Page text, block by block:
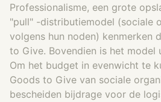
Professionalisme, een grote
"pull" -distributiemodel (sociale
volgens hun noden) kenmerken
to Give. Bovendien is het model
Om het budget in evenwicht te
Goods to Give van sociale
bescheiden bijdrage voor de